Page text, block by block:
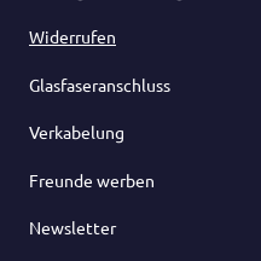
Widerrufen
Glasfaseranschluss
Verkabelung
Freunde werben
Newsletter